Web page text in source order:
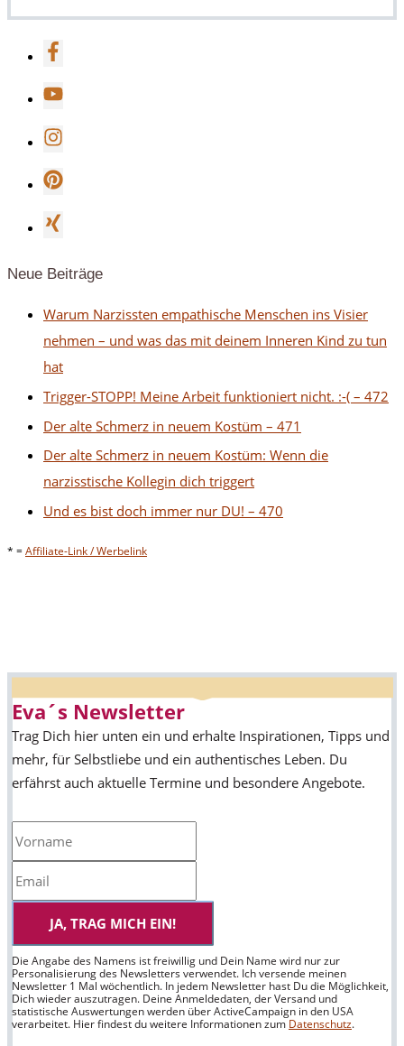
Neue Beiträge
Warum Narzissten empathische Menschen ins Visier
nehmen – und was das mit deinem Inneren Kind zu tun
hat
Trigger-STOPP! Meine Arbeit funktioniert nicht. :-( – 472
Der alte Schmerz in neuem Kostüm – 471
Der alte Schmerz in neuem Kostüm: Wenn die
narzisstische Kollegin dich triggert
Und es bist doch immer nur DU! – 470
* =Affiliate-Link / Werbelink
Eva´s Newsletter
Trag Dich hier unten ein und erhalte Inspirationen, Tipps und
mehr, für Selbstliebe und ein authentisches Leben. Du
erfährst auch aktuelle Termine und besondere Angebote.
JA, TRAG MICH EIN!
Die Angabe des Namens ist freiwillig und Dein Name wird nur zur
Personalisierung des Newsletters verwendet. Ich versende meinen
Newsletter 1 Mal wöchentlich. In jedem Newsletter hast Du die Möglichkeit,
Dich wieder auszutragen. Deine Anmeldedaten, der Versand und
statistische Auswertungen werden über ActiveCampaign in den USA
verarbeitet. Hier findest du weitere Informationen zum Datenschutz.